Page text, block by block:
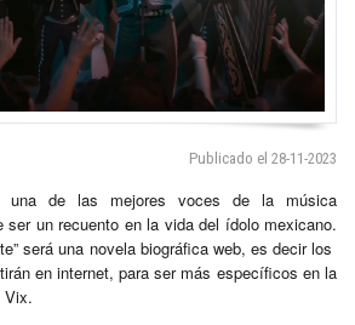
Publicado el 28-11-2023
una de las mejores voces de la música
ser un recuento en la vida del ídolo mexicano.
será una novela biográfica web, es decir los
en internet, para ser más específicos en la
Vix.